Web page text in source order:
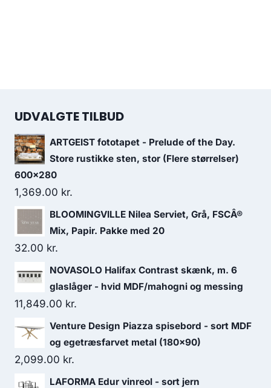
UDVALGTE TILBUD
ARTGEIST fototapet - Prelude of the Day.
Store rustikke sten, stor (Flere størrelser)
600x280
1,369.00 kr.
BLOOMINGVILLE Nilea Serviet, Grå, FSCÂ®
Mix, Papir. Pakke med 20
32.00 kr.
NOVASOLO Halifax Contrast skænk, m. 6
glaslåger - hvid MDF/mahogni og messing
11,849.00 kr.
Venture Design Piazza spisebord - sort MDF
og egetræsfarvet metal (180x90)
2,099.00 kr.
LAFORMA Edur vinreol - sort jern